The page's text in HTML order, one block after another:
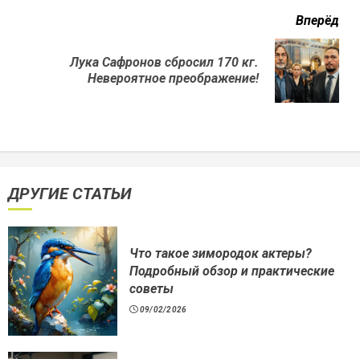
Вперёд
Лука Сафронов сбросил 170 кг.
Невероятное преображение!
ДРУГИЕ СТАТЬИ
Что такое зимородок актеры?
Подробный обзор и практические
советы
09/02/2026